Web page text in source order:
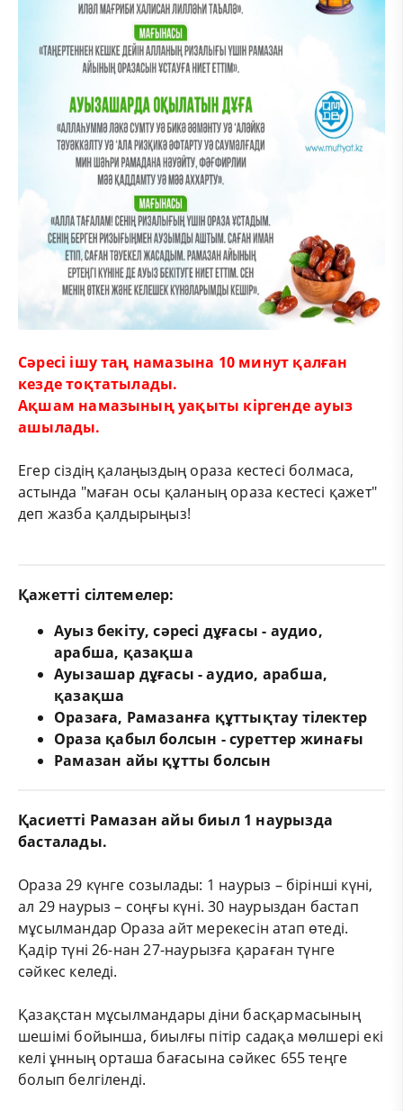
Сәресі ішу таң намазына 10 минут қалған
кезде тоқтатылады.
Ақшам намазының уақыты кіргенде ауыз
ашылады.
Егер сіздің қалаңыздың ораза кестесі болмаса,
астында "маған осы қаланың ораза кестесі қажет"
деп жазба қалдырыңыз!
Қажетті сілтемелер:
Ауыз бекіту, сәресі дұғасы - аудио,
арабша, қазақша
Ауызашар дұғасы - аудио, арабша,
қазақша
Оразаға, Рамазанға құттықтау тілектер
Ораза қабыл болсын - суреттер жинағы
Рамазан айы құтты болсын
Қасиетті Рамазан айы биыл 1 наурызда
басталады.
Ораза 29 күнге созылады: 1 наурыз – бірінші күні,
ал 29 наурыз – соңғы күні. 30 наурыздан бастап
мұсылмандар Ораза айт мерекесін атап өтеді.
Қадір түні 26-нан 27-наурызға қараған түнге
сәйкес келеді.
Қазақстан мұсылмандары діни басқармасының
шешімі бойынша, биылғы пітір садақа мөлшері екі
келі ұнның орташа бағасына сәйкес 655 теңге
болып белгіленді.